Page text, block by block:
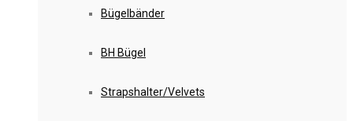
Bügelbänder
BH Bügel
Strapshalter/Velvets